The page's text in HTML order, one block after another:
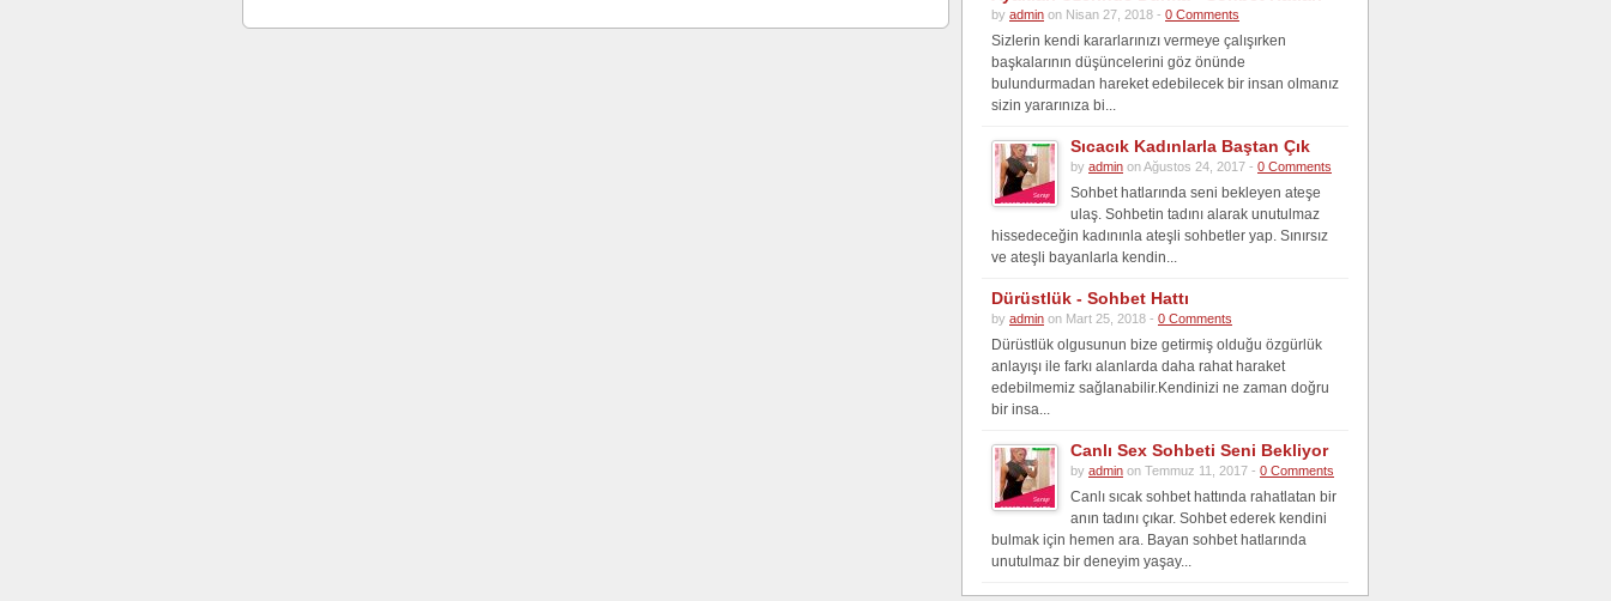
by admin on Nisan 27, 2018 - 0 Comments
Sizlerin kendi kararlarınızı vermeye çalışırken
başkalarının düşüncelerini göz önünde
bulundurmadan hareket edebilecek bir insan olmanız
sizin yararınıza bi...
Sıcacık Kadınlarla Baştan Çık
by admin on Ağustos 24, 2017 - 0 Comments
Sohbet hatlarında seni bekleyen ateşe
ulaş. Sohbetin tadını alarak unutulmaz
hissedeceğin kadınınla ateşli sohbetler yap. Sınırsız
ve ateşli bayanlarla kendin...
Dürüstlük - Sohbet Hattı
by admin on Mart 25, 2018 - 0 Comments
Dürüstlük olgusunun bize getirmiş olduğu özgürlük
anlayışı ile farkı alanlarda daha rahat haraket
edebilmemiz sağlanabilir.Kendinizi ne zaman doğru
bir insa...
Canlı Sex Sohbeti Seni Bekliyor
by admin on Temmuz 11, 2017 - 0 Comments
Canlı sıcak sohbet hattında rahatlatan bir
anın tadını çıkar. Sohbet ederek kendini
bulmak için hemen ara. Bayan sohbet hatlarında
unutulmaz bir deneyim yaşay...